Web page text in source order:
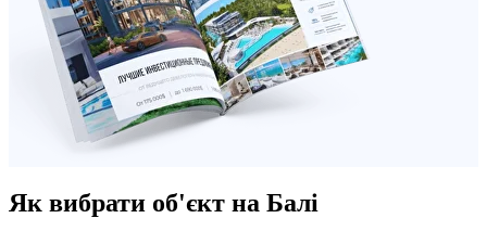
Як вибрати об'єкт на Балі